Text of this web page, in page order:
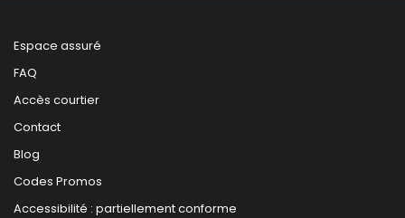
Espace assuré
FAQ
Accès courtier
Contact
Blog
Codes Promos
Accessibilité : partiellement conforme